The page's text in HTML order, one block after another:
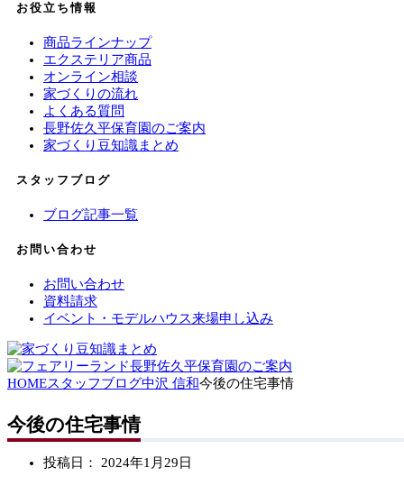
お役立ち情報
商品ラインナップ
エクステリア商品
オンライン相談
家づくりの流れ
よくある質問
長野佐久平保育園のご案内
家づくり豆知識まとめ
スタッフブログ
ブログ記事一覧
お問い合わせ
お問い合わせ
資料請求
イベント・モデルハウス来場申し込み
HOMEスタッフブログ中沢 信和今後の住宅事情
今後の住宅事情
投稿日： 2024年1月29日